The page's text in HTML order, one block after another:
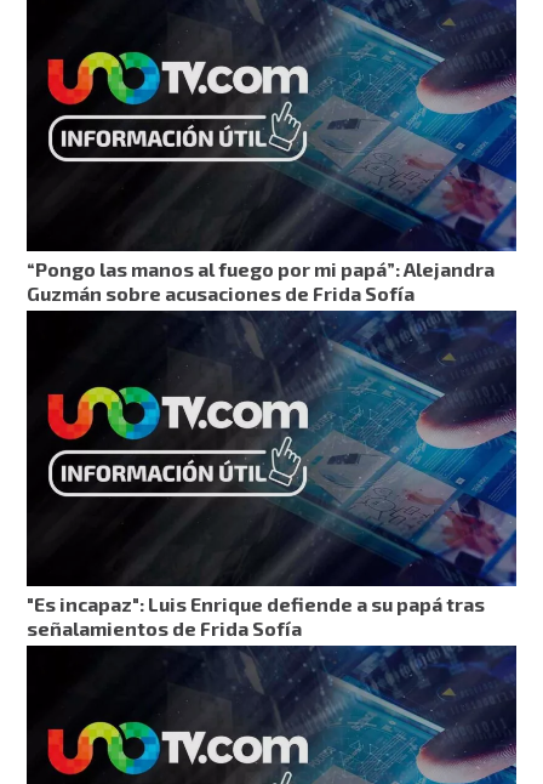
“Pongo las manos al fuego por mi papá”: Alejandra
Guzmán sobre acusaciones de Frida Sofía
"Es incapaz": Luis Enrique defiende a su papá tras
señalamientos de Frida Sofía